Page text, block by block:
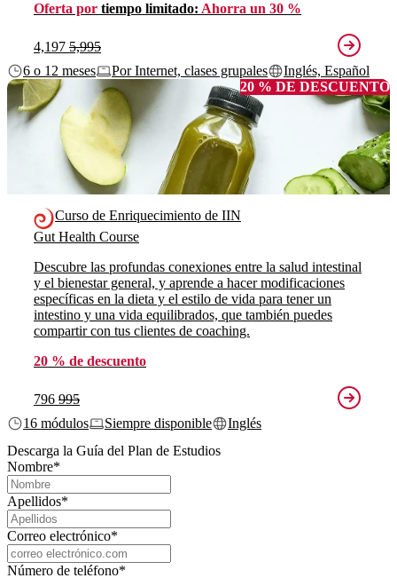
Oferta por tiempo limitado: Ahorra un 30 %
4,197 5,995
6 o 12 meses
Por Internet, clases grupales
Inglés, Español
20 % DE DESCUENTO
Curso de Enriquecimiento de IIN
Gut Health Course
Descubre las profundas conexiones entre la salud intestinal
y el bienestar general, y aprende a hacer modificaciones
específicas en la dieta y el estilo de vida para tener un
intestino y una vida equilibrados, que también puedes
compartir con tus clientes de coaching.
20 % de descuento
796 995
16 módulos
Siempre disponible
Inglés
Descarga la Guía del Plan de Estudios
Nombre*
Apellidos*
Correo electrónico*
Número de teléfono*